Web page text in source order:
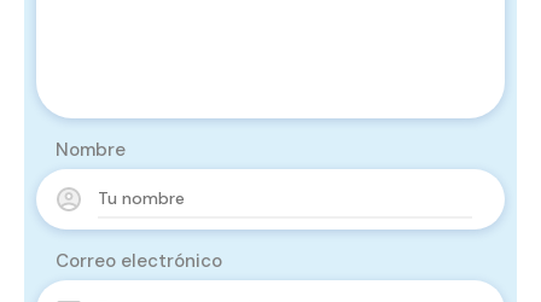
Nombre
Correo electrónico